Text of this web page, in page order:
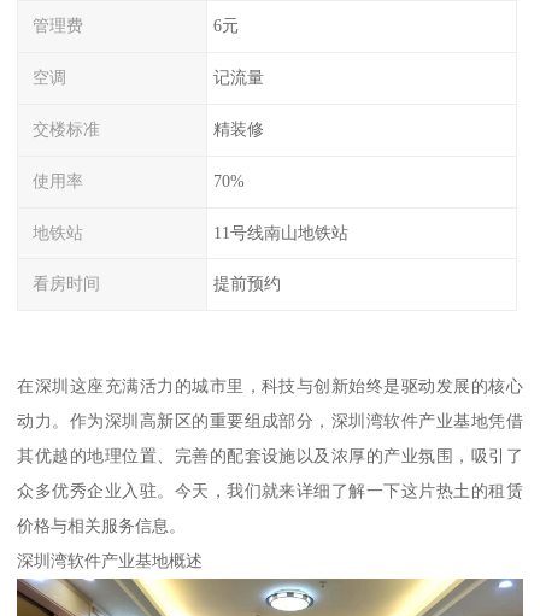
管理费 6元
空调 记流量
交楼标准 精装修
使用率 70%
地铁站 11号线南山地铁站
看房时间 提前预约
在深圳这座充满活力的城市里，科技与创新始终是驱动发展的核心
动力。作为深圳高新区的重要组成部分，深圳湾软件产业基地凭借
其优越的地理位置、完善的配套设施以及浓厚的产业氛围，吸引了
众多优秀企业入驻。今天，我们就来详细了解一下这片热土的租赁
价格与相关服务信息。
深圳湾软件产业基地概述